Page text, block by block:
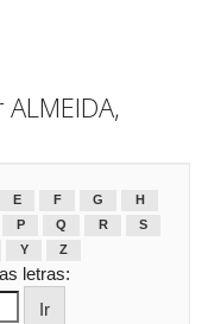
E F G
H
P Q R
S
Y Z
letras: